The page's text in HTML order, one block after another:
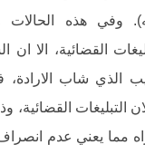
وفي هذه
القضائية، الا ان
الذي شاب الارادة،
التبليغات القضائية،
مما يعني عدم